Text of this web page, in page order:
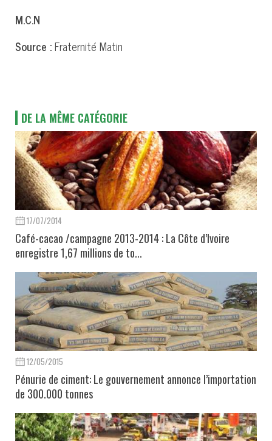
M.C.N
Source :Fraternité Matin
DE LA MÊME CATÉGORIE
17/07/2014
Café-cacao /campagne 2013-2014 : La Côte d’Ivoire
enregistre 1,67 millions de to...
12/05/2015
Pénurie de ciment: Le gouvernement annonce l’importation
de 300.000 tonnes